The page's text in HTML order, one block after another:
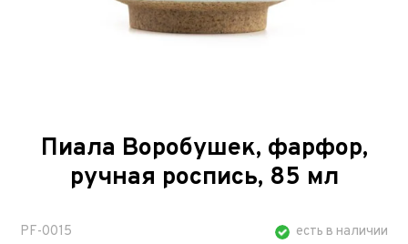
Пиала Воробушек, фарфор,
ручная роспись, 85 мл
PF-0015 есть в наличии